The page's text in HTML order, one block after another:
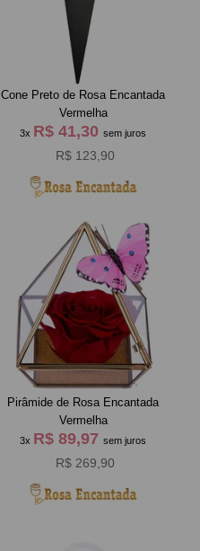
Cone Preto de Rosa Encantada
Vermelha
3x R$ 41,30sem juros
R$ 123,90
Pirâmide de Rosa Encantada
Vermelha
3x R$ 89,97sem juros
R$ 269,90